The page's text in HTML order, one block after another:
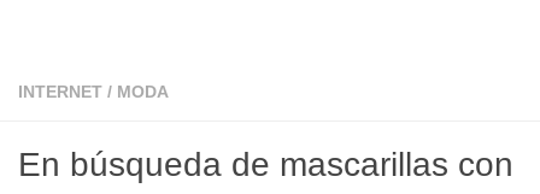
INTERNET / MODA
En búsqueda de mascarillas con